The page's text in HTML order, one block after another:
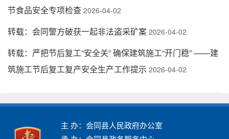
节食品安全专项检查 2026-04-02
转载：会同警方破获一起非法盗采矿案 2026-04-02
转载：严把节后复工“安全关” 确保建筑施工“开门稳” ——建
筑施工节后复工复产安全生产工作提示 2026-04-02
主 办：会同县人民政府办公室